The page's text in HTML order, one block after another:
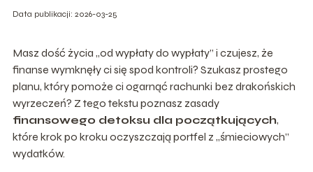
Data publikacji: 2026-03-25
Masz dość życia „od wypłaty do wypłaty” i czujesz, że
finanse wymknęły ci się spod kontroli? Szukasz prostego
planu, który pomoże ci ogarnąć rachunki bez drakońskich
wyrzeczeń? Z tego tekstu poznasz zasady
finansowego detoksu dla początkujących,
które krok po kroku oczyszczają portfel z „śmieciowych”
wydatków.